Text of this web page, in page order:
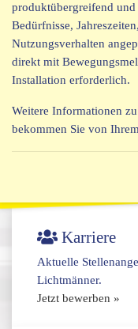
produktübergreifend und
Bedürfnisse,
Nutzungsverhalten
direkt mit
Installation erforderlich.
Weitere Informationen
bekommen Sie von
Karriere
Aktuelle
Lichtmänner.
Jetzt bewerben »